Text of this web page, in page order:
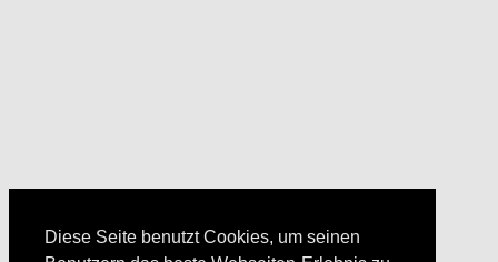
Diese Seite benutzt Cookies, um seinen